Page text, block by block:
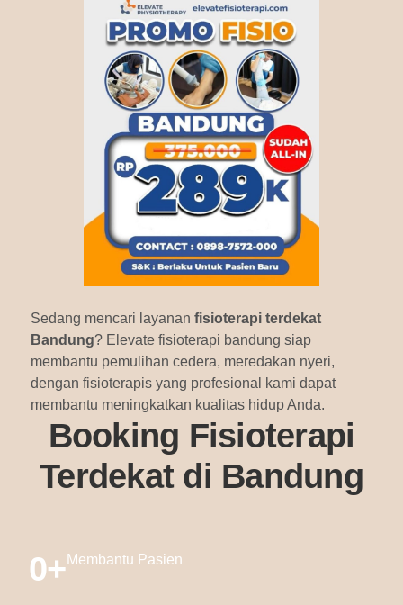
Sedang mencari layanan fisioterapi terdekat
Bandung? Elevate fisioterapi bandung siap
membantu pemulihan cedera, meredakan nyeri,
dengan fisioterapis yang profesional kami dapat
membantu meningkatkan kualitas hidup Anda.
Booking Fisioterapi
Terdekat di Bandung
0+ Membantu Pasien